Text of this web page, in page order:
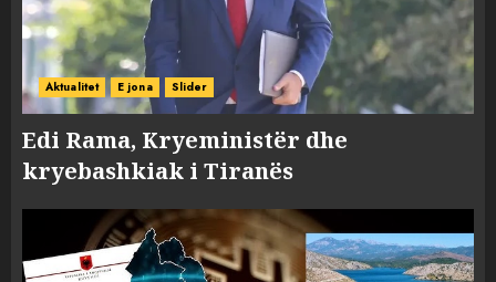
Aktualitet E jona Slider
Edi Rama, Kryeministër dhe
kryebashkiak i Tiranës